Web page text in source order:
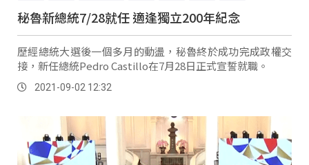
秘魯新總統7/28就任 適逢獨立200年紀念
歷經總統大選後一個多月的動盪，秘魯終於成功完成政權交
接，新任總統Pedro Castillo在7月28日正式宣誓就職。
2021-09-02 12:32